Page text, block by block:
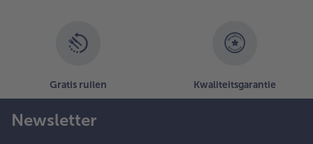
Gratis ruilen Kwaliteitsgarantie
Newsletter